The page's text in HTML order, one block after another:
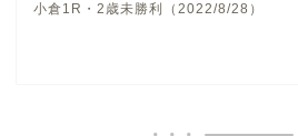
小倉1R・2歳未勝利（2022/8/28）